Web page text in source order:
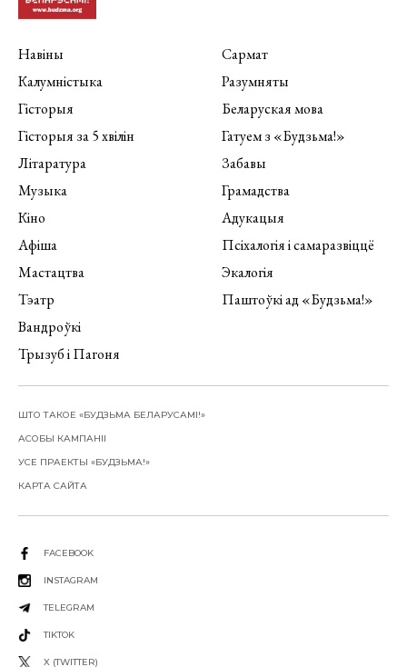
Навіны
Калумністыка
Гісторыя
Гісторыя за 5 хвілін
Літаратура
Музыка
Кіно
Афіша
Мастацтва
Тэатр
Вандроўкі
Трызуб і Пагоня
Сармат
Разумняты
Беларуская мова
Гатуем з «Будзьма!»
Забавы
Грамадства
Адукацыя
Псіхалогія і самаразвіццё
Экалогія
Паштоўкі ад «Будзьма!»
ШТО ТАКОЕ «БУДЗЬМА БЕЛАРУСАМІ!»
АСОБЫ КАМПАНІІ
УСЕ ПРАЕКТЫ «БУДЗЬМА!»
КАРТА САЙТА
FACEBOOK
INSTAGRAM
TELEGRAM
TIKTOK
X (TWITTER)